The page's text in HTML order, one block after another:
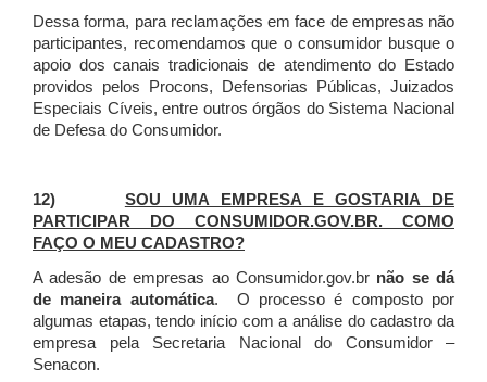
Dessa forma, para reclamações em face de empresas não
participantes, recomendamos que o consumidor busque o
apoio dos canais tradicionais de atendimento do Estado
providos pelos Procons, Defensorias Públicas, Juizados
Especiais Cíveis, entre outros órgãos do Sistema Nacional
de Defesa do Consumidor.
12) SOU UMA EMPRESA E GOSTARIA DE
PARTICIPAR DO CONSUMIDOR.GOV.BR. COMO
FAÇO O MEU CADASTRO?
A adesão de empresas ao Consumidor.gov.br não se dá
de maneira automática. O processo é composto por
algumas etapas, tendo início com a análise do cadastro da
empresa pela Secretaria Nacional do Consumidor –
Senacon.